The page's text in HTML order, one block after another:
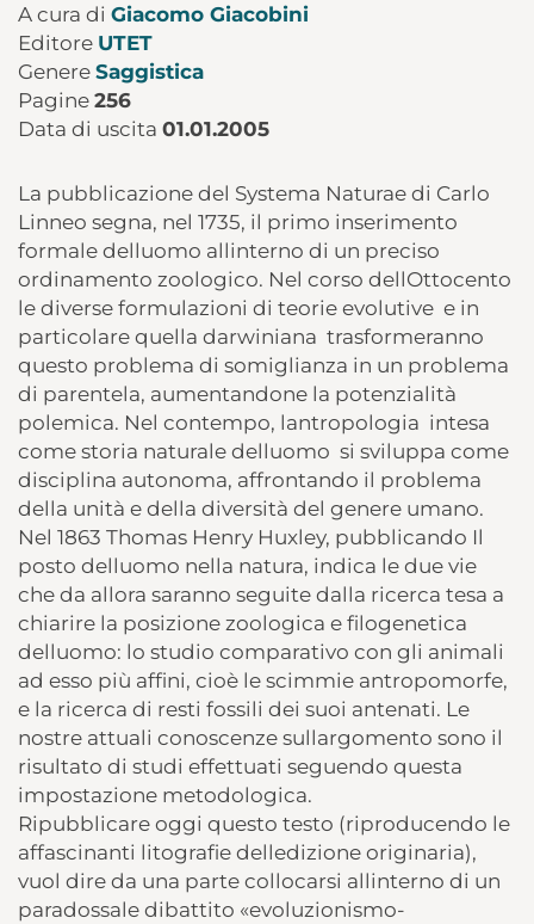
A cura di Giacomo Giacobini
Editore UTET
Genere Saggistica
Pagine 256
Data di uscita 01.01.2005
La pubblicazione del Systema Naturae di Carlo
Linneo segna, nel 1735, il primo inserimento
formale delluomo allinterno di un preciso
ordinamento zoologico. Nel corso dellOttocento
le diverse formulazioni di teorie evolutive  e in
particolare quella darwiniana  trasformeranno
questo problema di somiglianza in un problema
di parentela, aumentandone la potenzialità
polemica. Nel contempo, lantropologia  intesa
come storia naturale delluomo  si sviluppa come
disciplina autonoma, affrontando il problema
della unità e della diversità del genere umano.
Nel 1863 Thomas Henry Huxley, pubblicando Il
posto delluomo nella natura, indica le due vie
che da allora saranno seguite dalla ricerca tesa a
chiarire la posizione zoologica e filogenetica
delluomo: lo studio comparativo con gli animali
ad esso più affini, cioè le scimmie antropomorfe,
e la ricerca di resti fossili dei suoi antenati. Le
nostre attuali conoscenze sullargomento sono il
risultato di studi effettuati seguendo questa
impostazione metodologica.
Ripubblicare oggi questo testo (riproducendo le
affascinanti litografie delledizione originaria),
vuol dire da una parte collocarsi allinterno di un
paradossale dibattito «evoluzionismo-